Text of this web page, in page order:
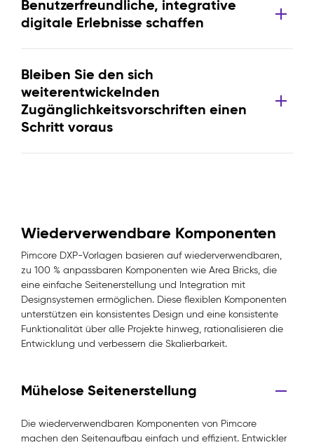
Benutzerfreundliche, integrative
digitale Erlebnisse schaffen
Bleiben Sie den sich
weiterentwickelnden
Zugänglichkeitsvorschriften einen
Schritt voraus
Wiederverwendbare Komponenten
Pimcore DXP-Vorlagen basieren auf wiederverwendbaren,
zu 100 % anpassbaren Komponenten wie Area Bricks, die
eine einfache Seitenerstellung und Integration mit
Designsystemen ermöglichen. Diese flexiblen Komponenten
unterstützen ein konsistentes Design und eine konsistente
Funktionalität über alle Projekte hinweg, rationalisieren die
Entwicklung und verbessern die Skalierbarkeit.
Mühelose Seitenerstellung
Die wiederverwendbaren Komponenten von Pimcore
machen den Seitenaufbau einfach und effizient. Entwickler